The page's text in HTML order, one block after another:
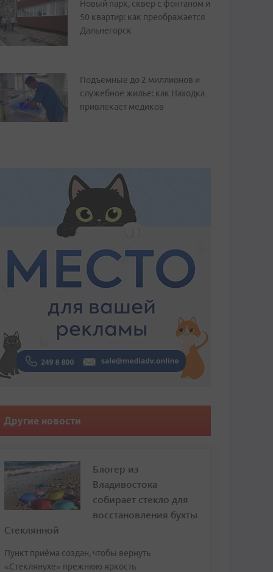
Новый парк, сквер с фонтаном и
50 квартир: как преображается
Дальнегорск
Подъемные до 2 миллионов и
служебное жилье: как Находка
привлекает медиков
Другие новости
Блогер из
Владивостока
собирает стекло для
восстановления бухты
Стеклянной
Пункт приёма создан, чтобы вернуть
«Стеклянухе» прежнюю яркость